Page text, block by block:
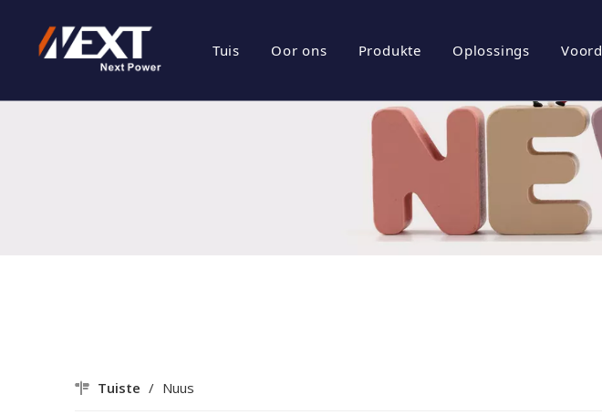
Tuis Oor ons
Maatskappy Kultuur
Maatskappy Styl
Produkte
Fotovoltaïese omskakelaar
Fotovoltaïese stelsel
Oplossings
Tuiste / Nuus